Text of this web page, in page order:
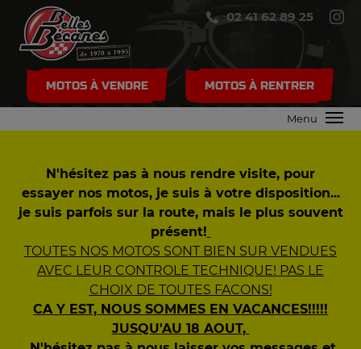
02 41 62 89 25
MOTOS À VENDRE MOTOS À RENTRER
Menu
N'hésitez pas à nous rendre visite, pour
essayer nos motos, je suis à votre disposition...
je suis parfois sur la route, mais le plus souvent
présent!
TOUTES NOS MOTOS SONT BIEN SUR VENDUES
AVEC LEUR CONTROLE TECHNIQUE! PAS LE
CHOIX DE TOUTES FACONS!
CA Y EST, NOUS SOMMES EN VACANCES!!!!!
JUSQU'AU 18 AOUT,